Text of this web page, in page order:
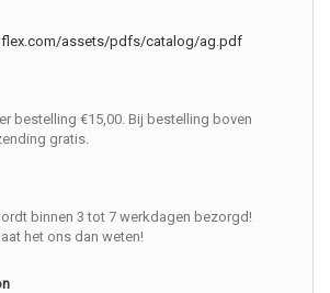
assets/pdfs/catalog/ag.pdf
bestelling €15,00. Bij bestelling boven
gratis.
binnen 3 tot 7 werkdagen bezorgd!
het ons dan weten!